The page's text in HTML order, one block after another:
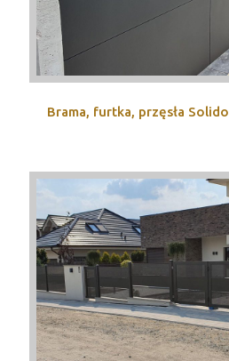
Brama, furtka, przęsła Solido